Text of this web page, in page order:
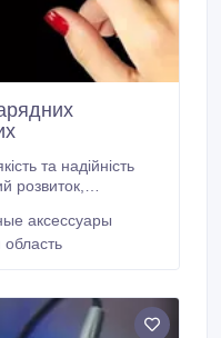
та надійність
stantsiyi можуть
аксессуары